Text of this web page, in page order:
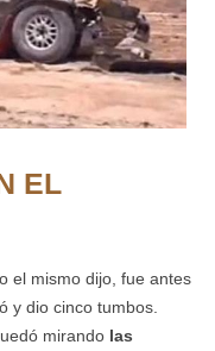
EL
el mismo dijo, fue antes
y dio cinco tumbos.
mirando las